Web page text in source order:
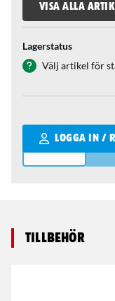
VISA ALLA
Lagerstatus
Välj artikel för
LOGGA IN /
Qantity
Tillbehör